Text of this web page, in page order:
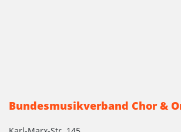
Bundesmusikverband Chor &